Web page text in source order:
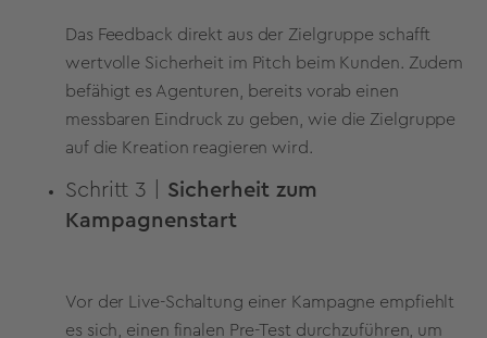
Das Feedback direkt aus der Zielgruppe schafft
wertvolle Sicherheit im Pitch beim Kunden. Zudem
befähigt es Agenturen, bereits vorab einen
messbaren Eindruck zu geben, wie die Zielgruppe
auf die Kreation reagieren wird.
Schritt 3 |
Sicherheit zum
Kampagnenstart
Vor der Live-Schaltung einer Kampagne empfiehlt
es sich, einen finalen Pre-Test durchzuführen, um